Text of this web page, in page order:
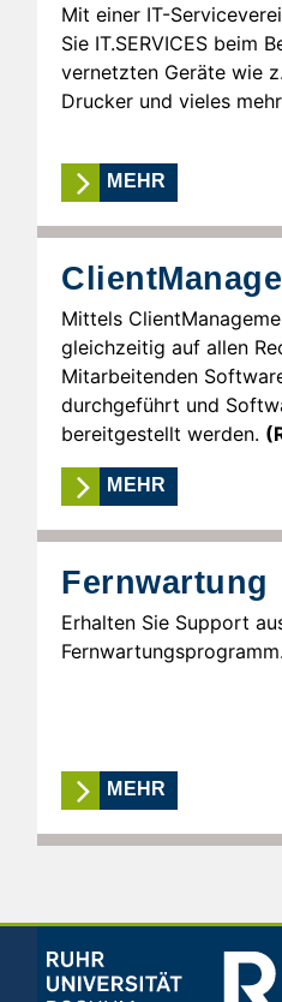
Mit einer IT-
Sie IT.SERVICES beim
vernetzten Geräte wie
Drucker und vieles
MEHR
Mittels
gleichzeitig auf allen
Mitarbeitenden
durchgeführt und
bereitgestellt werden.
MEHR
Fernwartung
Erhalten Sie Support
Fernwartungsprogramm.
MEHR